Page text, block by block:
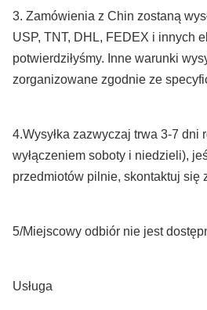
3. Zamówienia z Chin zostaną
USP, TNT, DHL, FEDEX i innych
potwierdziłyśmy. Inne warunki
zorganizowane zgodnie ze
4.Wysyłka zazwyczaj trwa 3-7 dni
wyłączeniem soboty i niedzieli),
przedmiotów pilnie, skontaktuj się
5/Miejscowy odbiór nie jest
Usługa